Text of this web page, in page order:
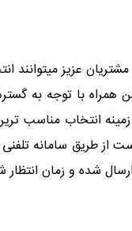
گشته است. مشتریان عزیز
همراه با توجه به
بی دلیل به نظر می رسد! اگر در
طریق سامانه تلفنی
شده و زمان انتظار